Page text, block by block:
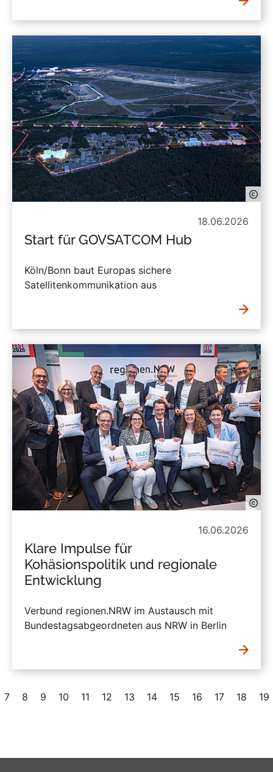
18.06.2026
Start für GOVSATCOM Hub
Köln/Bonn baut Europas sichere
Satellitenkommunikation aus
16.06.2026
Klare Impulse für
Kohäsionspolitik und regionale
Entwicklung
Verbund regionen.NRW im Austausch mit
Bundestagsabgeordneten aus NRW in Berlin
7 8 9 10 11 12 13 14 15 16 17 18 19